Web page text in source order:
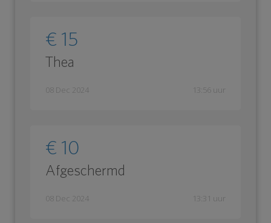
€ 15
Thea
08 Dec 2024 13:56 uur
€ 10
Afgeschermd
08 Dec 2024 13:31 uur